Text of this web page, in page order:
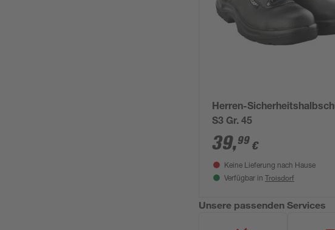
Herren-
S3 Gr. 45
39,99 €
Keine Lieferung nach Hause
Verfügbar in Troisdorf
Unsere passenden Services